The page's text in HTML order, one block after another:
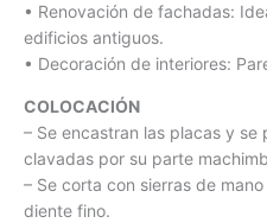
• Renovación de fachadas:
edificios antiguos.
• Decoración de interiores:
COLOCACIÓN
– Se encastran las placas y
clavadas por su parte
– Se corta con sierras de
diente fino.